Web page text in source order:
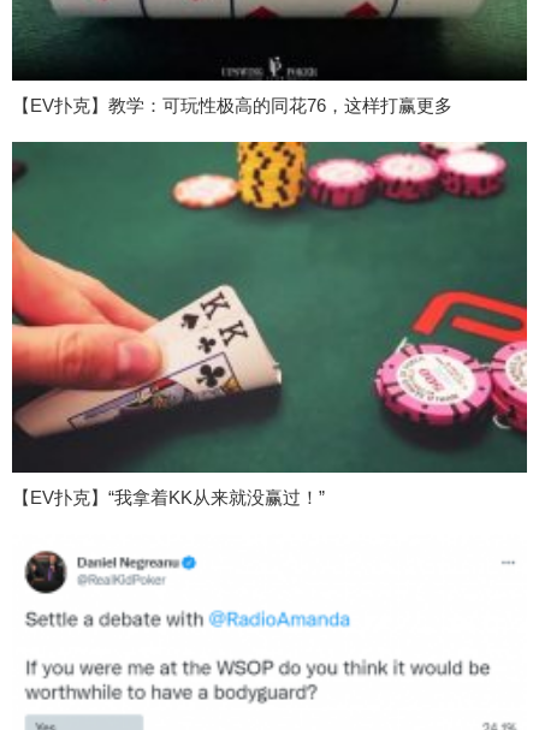
【EV扑克】教学：可玩性极高的同花76，这样打赢更多
【EV扑克】“我拿着KK从来就没赢过！”